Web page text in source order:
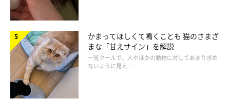
かまってほしくて鳴くことも 猫のさまざ
まな「甘えサイン」を解説
一見クールで、人やほかの動物に対してあまり求め
ないように見え …